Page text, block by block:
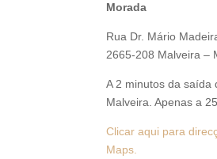
Morada
Rua Dr. Mário
2665-208 Malveira –
A 2 minutos da saída
Malveira. Apenas a
Clicar aqui para
Maps.